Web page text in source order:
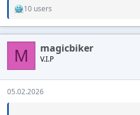
R
a
c
t
o
n
s
10 users
M magicbiker
V.I.P
05.02.2026